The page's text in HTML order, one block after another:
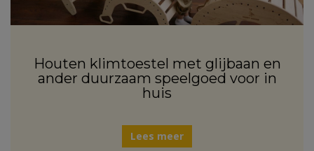
Houten klimtoestel met glijbaan en
ander duurzaam speelgoed voor in
huis
Lees meer